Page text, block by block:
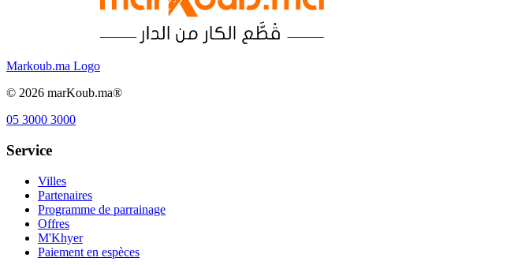
Markoub.ma Logo
© 2026 marKoub.ma®
05 3000 3000
Service
Villes
Partenaires
Programme de parrainage
Offres
M'Khyer
Paiement en espèces